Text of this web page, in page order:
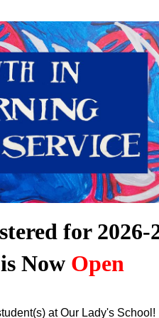
for 2026-
is Now Open
at Our Lady's School!